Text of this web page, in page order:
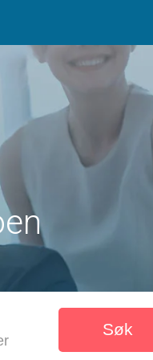
Søk